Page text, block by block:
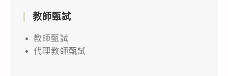
教師甄試
教師甄試
代理教師甄試